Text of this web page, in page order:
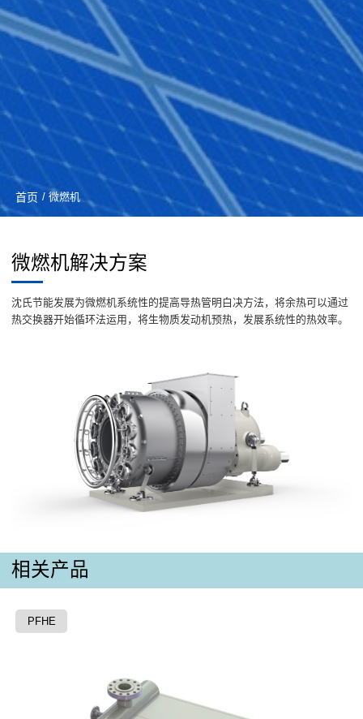
首页 / 微燃机
微燃机解决方案
沈氏节能发展为微燃机系统性的提高导热管明白决方法，将余热可以通过
热交换器开始循环法运用，将生物质发动机预热，发展系统性的热效率。
相关产品
PFHE